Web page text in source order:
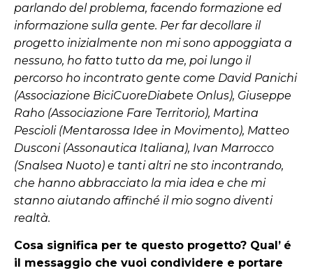
parlando del problema, facendo formazione ed
informazione sulla gente. Per far decollare il
progetto inizialmente non mi sono appoggiata a
nessuno, ho fatto tutto da me, poi lungo il
percorso ho incontrato gente come David Panichi
(Associazione BiciCuoreDiabete Onlus), Giuseppe
Raho (Associazione Fare Territorio), Martina
Pescioli (Mentarossa Idee in Movimento), Matteo
Dusconi (Assonautica Italiana), Ivan Marrocco
(Snalsea Nuoto) e tanti altri ne sto incontrando,
che hanno abbracciato la mia idea e che mi
stanno aiutando affinché il mio sogno diventi
realtà.
Cosa significa per te questo progetto? Qual’ é
il messaggio che vuoi condividere e portare